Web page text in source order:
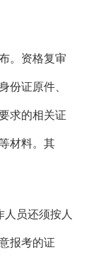
。资格复审
份证原件、
求的相关证
材料。其
人员还须按人
报考的证